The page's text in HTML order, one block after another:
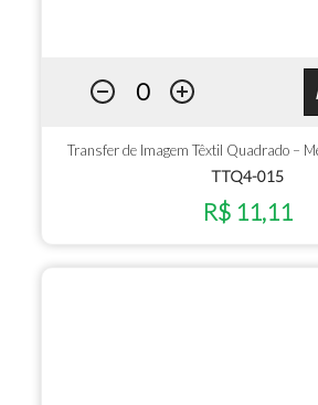
Transfer de Imagem Têxtil Quadrado –
TTQ4-015
R$ 11,11